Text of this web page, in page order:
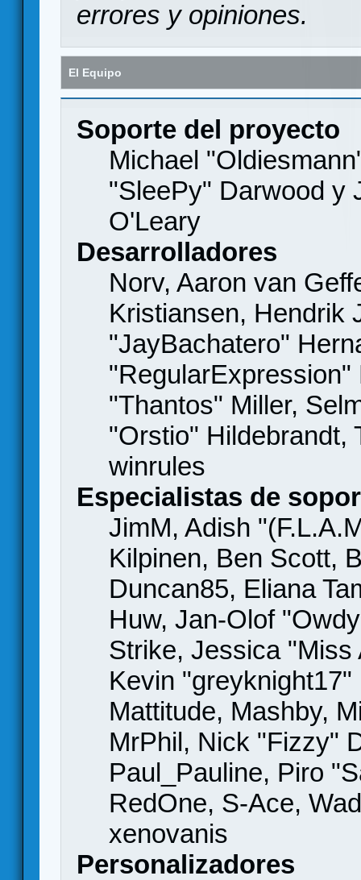
errores y opiniones.
El Equipo
Soporte del proyecto
Michael
"SleePy" Darwood y
O'Leary
Desarrolladores
Norv, Aaron van
Kristiansen, Hendrik
"JayBachatero"
"Thantos" Miller,
"Orstio" Hildebrandt,
winrules
Especialistas de
JimM, Adish
Kilpinen, Ben Scott,
Duncan85, Eliana
Huw, Jan-Olof
Strike, Jessica
Kevin
Mattitude, Mashby,
MrPhil, Nick "Fizzy"
Paul_Pauline, Piro
RedOne, S-Ace,
xenovanis
Personalizadores